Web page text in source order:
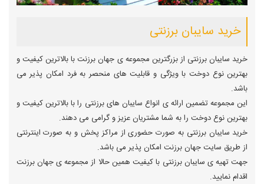
خرید سایبان برزنتی
خرید سایبان برزنتی از بزرگترین مجموعه ی جهان برزنت با بالاترین کیفیت و
بهترین نوع دوخت با ویژگی و قابلیت های منحصر به فرد امکان پذیر می
باشد.
این مجموعه تضمین ارائه ی انواع سایبان های برزنتی را با بالاترین کیفیت و
بهترین نوع دوخت را به شما مشتریان عزیز و گرامی می دهند.
خرید سایبان برزنتی به صورت حضوری از مراکز پخش و به صورت اینترنتی
از طریق سایت جهان برزنت امکان پذیر می باشد.
جهت تهیه ی سایبان برزنتی با کیفیت همین حالا از مجموعه ی جهان برزنت
اقدام نمایید.